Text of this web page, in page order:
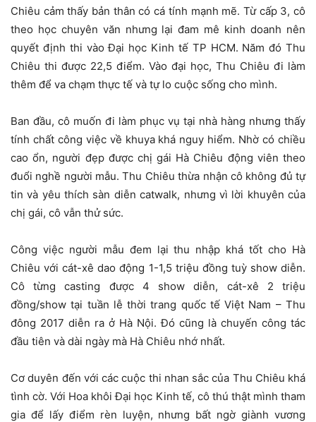
Chiêu cảm thấy bản thân có cá tính mạnh mẽ. Từ cấp 3, cô
theo học chuyên văn nhưng lại đam mê kinh doanh nên
quyết định thi vào Đại học Kinh tế TP HCM. Năm đó Thu
Chiêu thi được 22,5 điểm. Vào đại học, Thu Chiêu đi làm
thêm để va chạm thực tế và tự lo cuộc sống cho mình.
Ban đầu, cô muốn đi làm phục vụ tại nhà hàng nhưng thấy
tính chất công việc về khuya khá nguy hiểm. Nhờ có chiều
cao ổn, người đẹp được chị gái Hà Chiêu động viên theo
đuổi nghề người mẫu. Thu Chiêu thừa nhận cô không đủ tự
tin và yêu thích sàn diễn catwalk, nhưng vì lời khuyên của
chị gái, cô vẫn thử sức.
Công việc người mẫu đem lại thu nhập khá tốt cho Hà
Chiêu với cát-xê dao động 1-1,5 triệu đồng tuỳ show diễn.
Cô từng casting được 4 show diễn, cát-xê 2 triệu
đồng/show tại tuần lễ thời trang quốc tế Việt Nam – Thu
đông 2017 diễn ra ở Hà Nội. Đó cũng là chuyến công tác
đầu tiên và dài ngày mà Hà Chiêu nhớ nhất.
Cơ duyên đến với các cuộc thi nhan sắc của Thu Chiêu khá
tình cờ. Với Hoa khôi Đại học Kinh tế, cô thú thật mình tham
gia để lấy điểm rèn luyện, nhưng bất ngờ giành vương